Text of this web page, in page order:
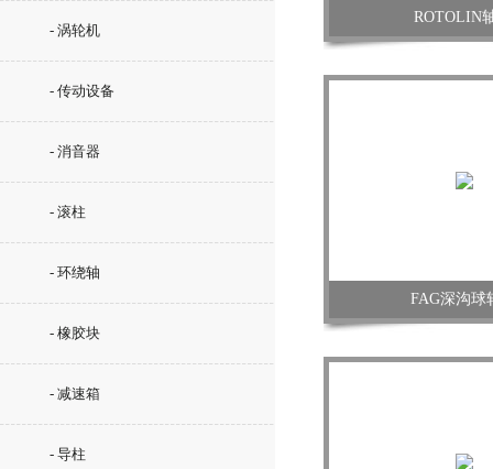
- 涡轮机
- 传动设备
- 消音器
- 滚柱
- 环绕轴
- 橡胶块
- 减速箱
- 导柱
ROTOLIN
FAG深沟球